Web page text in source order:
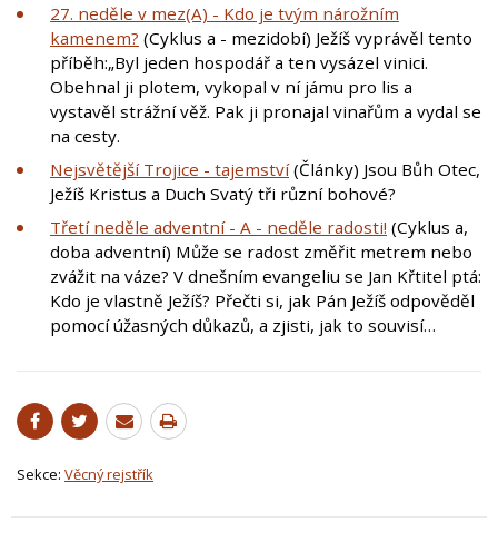
27. neděle v mez(A) - Kdo je tvým nárožním
kamenem? (Cyklus a - mezidobí) Ježíš vyprávěl tento
příběh:„Byl jeden hospodář a ten vysázel vinici.
Obehnal ji plotem, vykopal v ní jámu pro lis a
vystavěl strážní věž. Pak ji pronajal vinařům a vydal se
na cesty.
Nejsvětější Trojice - tajemství(Články) Jsou Bůh Otec,
Ježíš Kristus a Duch Svatý tři různí bohové?
Třetí neděle adventní - A - neděle radosti! (Cyklus a,
doba adventní) Může se radost změřit metrem nebo
zvážit na váze? V dnešním evangeliu se Jan Křtitel ptá:
Kdo je vlastně Ježíš? Přečti si, jak Pán Ježíš odpověděl
pomocí úžasných důkazů, a zjisti, jak to souvisí…
Sekce: Věcný rejstřík